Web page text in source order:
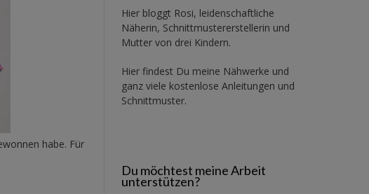
habe. Für
Hier bloggt Rosi, leidenschaftliche
Näherin, Schnittmustererstellerin und
Mutter von drei Kindern.
Hier findest Du meine Nähwerke und
ganz viele kostenlose Anleitungen und
Schnittmuster.
Du möchtest meine Arbeit
unterstützen?